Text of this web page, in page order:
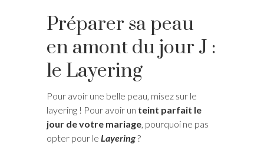
Préparer sa peau
en amont du jour J :
le Layering
Pour avoir une belle peau, misez sur le
layering ! Pour avoir un teint parfait le
jour de votre mariage , pourquoi ne pas
opter pour le Layering?